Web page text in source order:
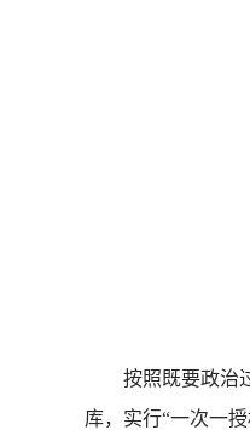
按照既要政治过
库，实行“一次一